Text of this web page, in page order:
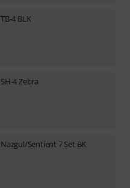
TB-4 BLK
SH-4 Zebra
Nazgul/Sentient 7 Set BK